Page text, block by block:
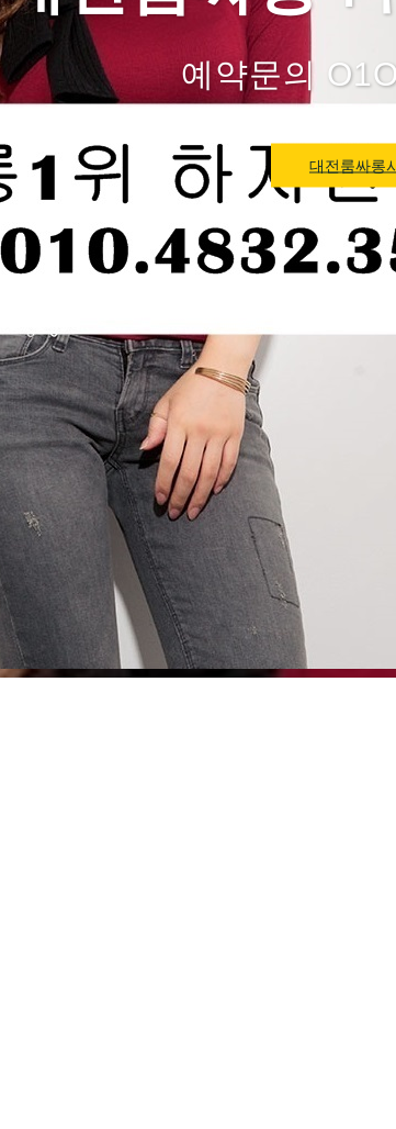
예약문의
대전룸싸롱